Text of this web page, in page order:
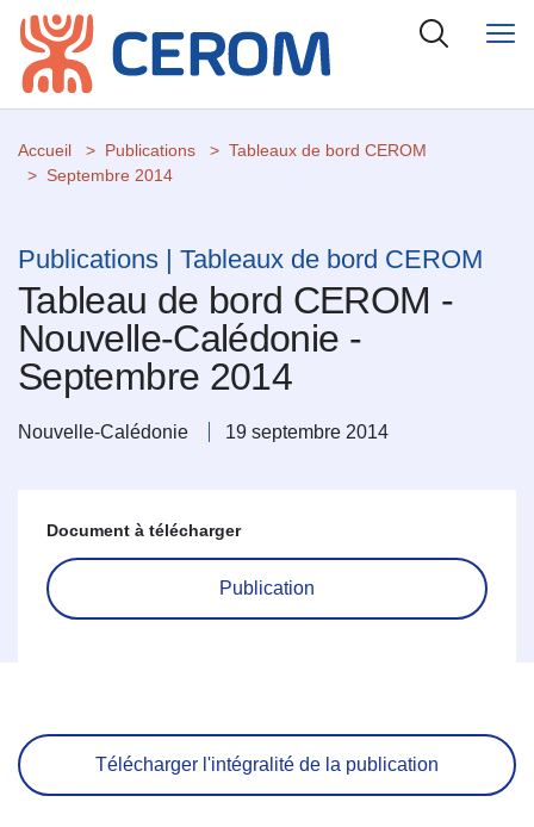
Accueil Publications
Tableaux de bord CEROM
Septembre 2014
Publications | Tableaux de bord CEROM
Tableau de bord CEROM -
Nouvelle-Calédonie -
Septembre 2014
Nouvelle-Calédonie 19 septembre 2014
Document à télécharger
Publication
Télécharger l'intégralité de la publication